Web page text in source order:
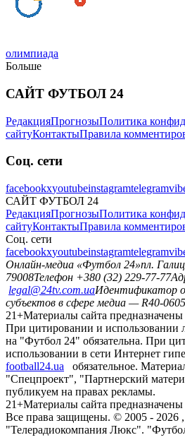
олимпиада
Больше
САЙТ ФУТБОЛ 24
РедакцияПрогнозыПолитика
сайтуКонтактыПравила
Соц. сети
facebookxyoutubeinstagramtelegram
САЙТ ФУТБОЛ 24
РедакцияПрогнозыПолитика
сайтуКонтактыПравила
Соц. сети
facebookxyoutubeinstagramtelegram
Онлайн-медиа «Футбол 24»пл.
79008Телефон +380 (32) 229-77-77
legal@24tv.com.uaИдентификатор
субъектов в сфере медиа — R40-
21+Материалы сайта
При цитировании и использовании
на "Футбол 24" обязательна. При
использовании в сети Интернет
football24.ua
обязательное.
"Спецпроект", "Партнерский
публикуем на правах рекламы.
21+Материалы сайта
Все права защищены. © 2005 - 2026
"Телерадиокомпания Люкс".